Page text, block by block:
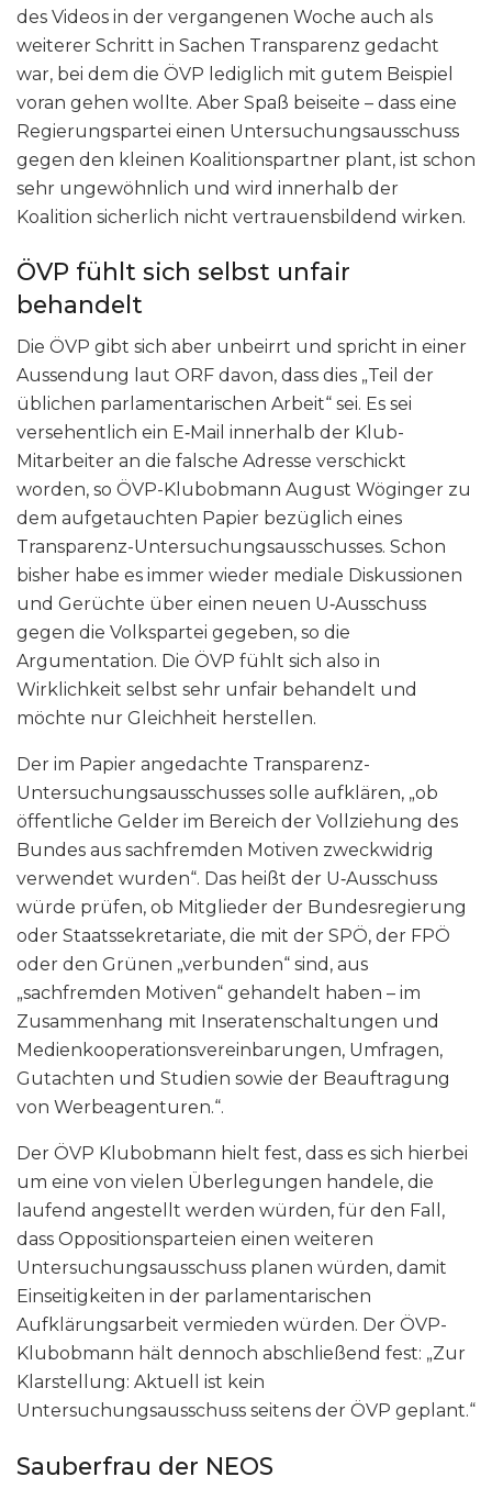
des Videos in der vergangenen Woche auch als
weiterer Schritt in Sachen Transparenz gedacht
war, bei dem die ÖVP lediglich mit gutem Beispiel
voran gehen wollte. Aber Spaß beiseite – dass eine
Regierungspartei einen Untersuchungsausschuss
gegen den kleinen Koalitionspartner plant, ist schon
sehr ungewöhnlich und wird innerhalb der
Koalition sicherlich nicht vertrauensbildend wirken.
ÖVP fühlt sich selbst unfair
behandelt
Die ÖVP gibt sich aber unbeirrt und spricht in einer
Aussendung laut ORF davon, dass dies „Teil der
üblichen parlamentarischen Arbeit“ sei. Es sei
versehentlich ein E‑Mail innerhalb der Klub-
Mitarbeiter an die falsche Adresse verschickt
worden, so ÖVP-Klubobmann August Wöginger zu
dem aufgetauchten Papier bezüglich eines
Transparenz-Untersuchungsausschusses. Schon
bisher habe es immer wieder mediale Diskussionen
und Gerüchte über einen neuen U‑Ausschuss
gegen die Volkspartei gegeben, so die
Argumentation. Die ÖVP fühlt sich also in
Wirklichkeit selbst sehr unfair behandelt und
möchte nur Gleichheit herstellen.
Der im Papier angedachte Transparenz-
Untersuchungsausschusses solle aufklären, „ob
öffentliche Gelder im Bereich der Vollziehung des
Bundes aus sachfremden Motiven zweckwidrig
verwendet wurden“. Das heißt der U‑Ausschuss
würde prüfen, ob Mitglieder der Bundesregierung
oder Staatssekretariate, die mit der SPÖ, der FPÖ
oder den Grünen „verbunden“ sind, aus
„sachfremden Motiven“ gehandelt haben – im
Zusammenhang mit Inseratenschaltungen und
Medienkooperationsvereinbarungen, Umfragen,
Gutachten und Studien sowie der Beauftragung
von Werbeagenturen.“.
Der ÖVP Klubobmann hielt fest, dass es sich hierbei
um eine von vielen Überlegungen handele, die
laufend angestellt werden würden, für den Fall,
dass Oppositionsparteien einen weiteren
Untersuchungsausschuss planen würden, damit
Einseitigkeiten in der parlamentarischen
Aufklärungsarbeit vermieden würden. Der ÖVP-
Klubobmann hält dennoch abschließend fest: „Zur
Klarstellung: Aktuell ist kein
Untersuchungsausschuss seitens der ÖVP geplant.“
Sauberfrau der NEOS